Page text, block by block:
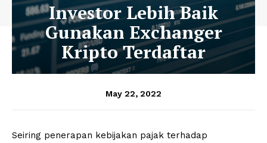
Investor Lebih Baik
Gunakan Exchanger
Kripto Terdaftar
May 22, 2022
Seiring penerapan kebijakan pajak terhadap